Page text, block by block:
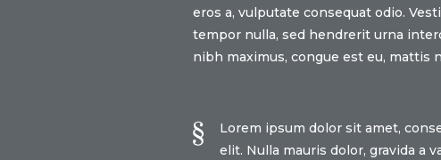
eros a, vulputate consequat odio.
tempor nulla, sed hendrerit urna
nibh maximus, congue est eu, mattis
Lorem ipsum dolor sit amet,
elit. Nulla mauris dolor, gravida a